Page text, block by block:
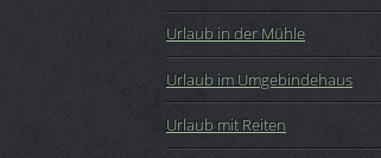
Urlaub in der Mühle
Urlaub im Umgebindehaus
Urlaub mit Reiten